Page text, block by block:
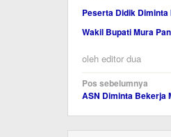
Peserta Didik
Wakil Bupati Mura
oleh editor dua
Navigasi
pos
Pos sebelumnya
ASN Diminta Bekerja